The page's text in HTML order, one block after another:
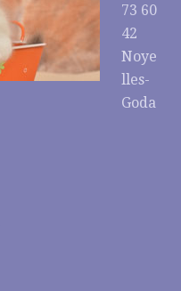
73 60
42
Noye
lles-
Goda